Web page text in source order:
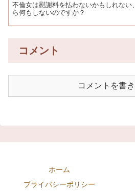
不倫女は慰謝料を払わないかもしれない
ら何もしないのですか？
コメント
コメントを書
ホーム
プライバシーポリシー